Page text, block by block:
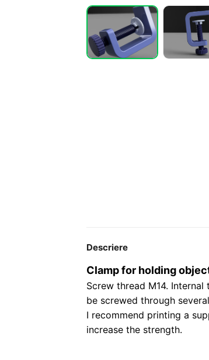
Descriere
Clamp for holding
Screw thread M14.
be screwed through
I recommend printing a
increase the strength.